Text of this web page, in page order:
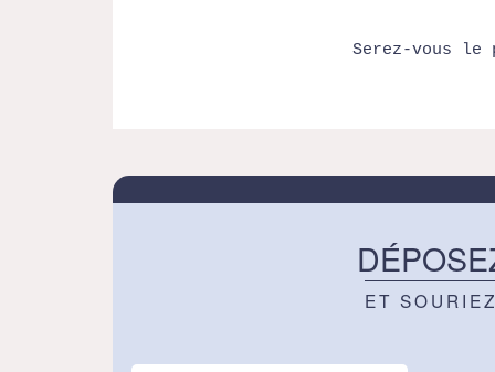
Serez-vous
ET